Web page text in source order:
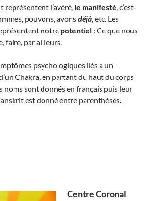
représentent l’avéré, le manifesté , c’est-
pouvons, avonsdéjà , etc. Les
notre potentiel : Ce que nous
faire, par ailleurs.
psychologiques liés à un
Chakra, en partant du haut du corps
noms sont donnés en français puis leur
est donné entre parenthèses.
Centre Coronal